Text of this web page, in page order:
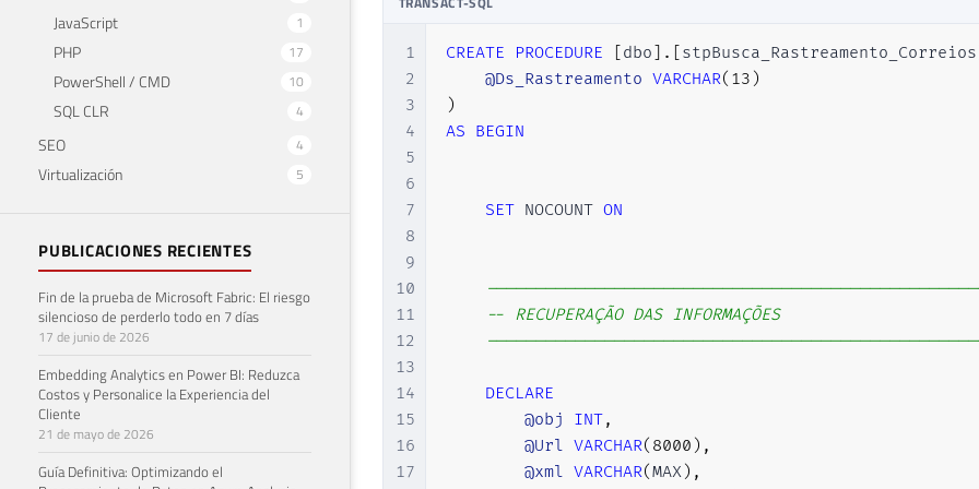
JavaScript 1
PHP 17
PowerShell / CMD 10
SQL CLR 4
SEO 4
Virtualización 5
PUBLICACIONES RECIENTES
Fin de la prueba de Microsoft Fabric: El riesgo
silencioso de perderlo todo en 7 días
17 de junio de 2026
Embedding Analytics en Power BI: Reduzca
Costos y Personalice la Experiencia del
Cliente
21 de mayo de 2026
Guía Definitiva: Optimizando el
1
2
3
4
5
6
7
8
9
10
11
12
13
14
15
16
17
CREATE PROCEDURE [dbo] . [stpBusca_Rastreamento_Correios
@Ds_Rastreamento VARCHAR( 13 )
)
AS BEGIN
SET NOCOUNT ON
-- RECUPERAÇÃO DAS INFORMAÇÕES
DECLARE
@obj
INT,
@Url VARCHAR( 8000 ) ,
@xml VARCHAR(MAX) ,